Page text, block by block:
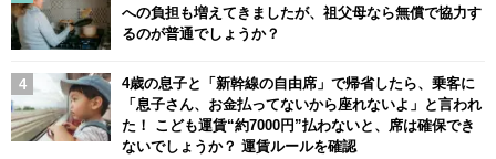
への負担も増えてきましたが、祖父母なら無償で協力す
るのが普通でしょうか？
4歳の息子と「新幹線の自由席」で帰省したら、乗客に
「息子さん、お金払ってないから座れないよ」と言われ
た！ こども運賃“約7000円”払わないと、席は確保でき
ないでしょうか？ 運賃ルールを確認